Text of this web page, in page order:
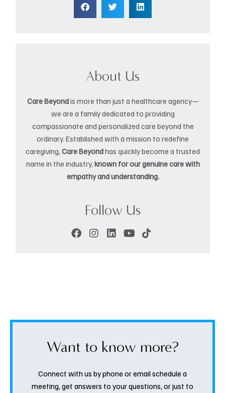
About Us
Care Beyondis more than just a healthcare agency—
we are a family dedicated to providing
compassionate and personalized care beyond the
ordinary. Established with a mission to redefine
caregiving, Care Beyondhas quickly become a trusted
name in the industry, known for our genuine care with
empathy and understanding.
Follow Us
Want to know more?
Connect with us by phone or email schedule a
meeting, get answers to your questions, or just to